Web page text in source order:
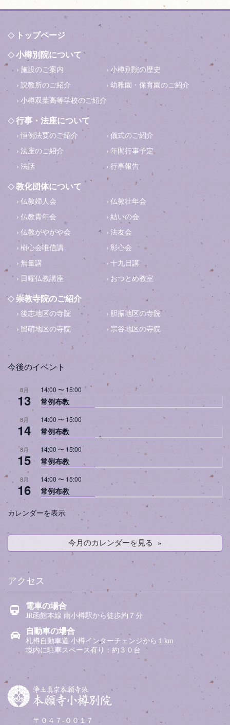
トップページ
小樽別院について
施設のご案内
小樽別院の歴史
説教所のご紹介
幼稚園・保育園のご紹介
小樽双葉高等学校のご紹介
行事・法座について
恒例法要のご紹介
儀式のご紹介
法座のご紹介
年間行事予定
法話
行事報告
教化団体について
仏教婦人会
仏教壮年会
仏教青年会
結いの会
仏教がやがや会
法友会
樹心会唯信講
彰心会
無量講
十九日講
日曜仏教講座
おつとめ教室
崇教寺院のご紹介
後志地区の寺院
胆振地区の寺院
留萌地区の寺院
宗谷地区の寺院
今後のイベント
8月
13
14:00 〜 15:00
常例布教
8月
14
14:00 〜 15:00
常例布教
8月
15
14:00 〜 15:00
常例布教
8月
16
14:00 〜 15:00
常例布教
カレンダーを表示
今月のカレンダーを見る
アクセス
電車の場合
JR函館本線 南小樽駅から徒歩約７分
自動車の場合
札樽自動車道 小樽インターチェンジから１km
境内に駐車スペース有り：約３０台
〒０４７-００１７